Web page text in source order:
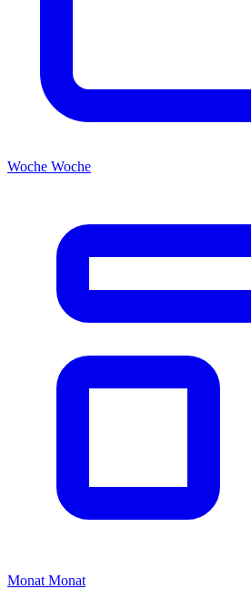
Woche Woche
Monat Monat